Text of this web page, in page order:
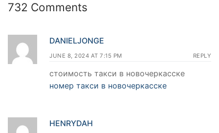
732 Comments
DANIELJONGE
JUNE 8, 2024 AT 7:15 PM REPLY
стоимость такси в новочеркасске
номер такси в новочеркасске
HENRYDAH